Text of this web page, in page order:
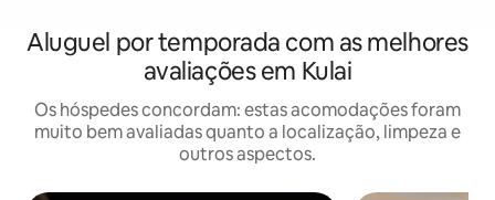
Aluguel por temporada com as melhores
avaliações em Kulai
Os hóspedes concordam: estas acomodações foram
muito bem avaliadas quanto a localização, limpeza e
outros aspectos.